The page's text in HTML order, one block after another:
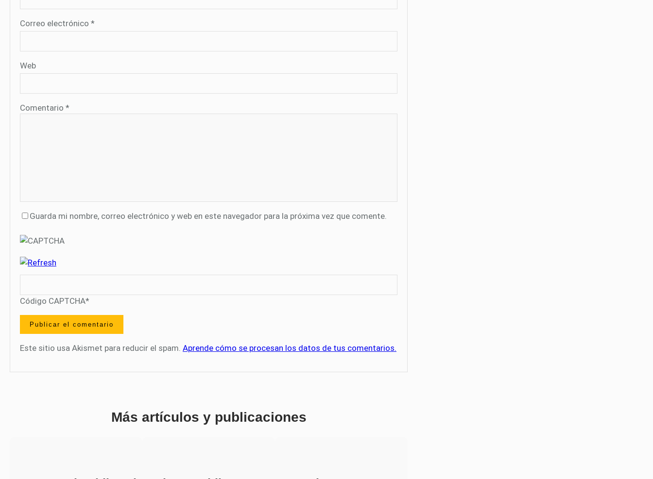
Correo electrónico *
Web
Comentario *
Guarda mi nombre, correo electrónico y web en este navegador para la próxima vez que comente.
Código CAPTCHA*
Este sitio usa Akismet para reducir el spam. Aprende cómo se procesan los datos de tus comentarios.
Más artículos y publicaciones